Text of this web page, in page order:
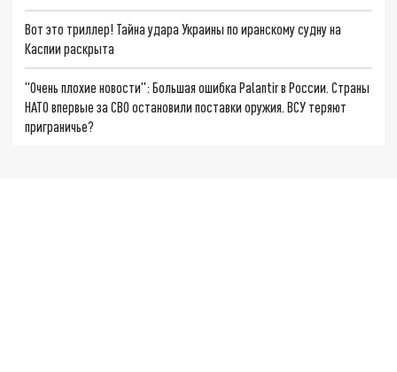
Вот это триллер! Тайна удара Украины по иранскому судну на
Каспии раскрыта
"Очень плохие новости": Большая ошибка Palantir в России. Страны
НАТО впервые за СВО остановили поставки оружия. ВСУ теряют
приграничье?